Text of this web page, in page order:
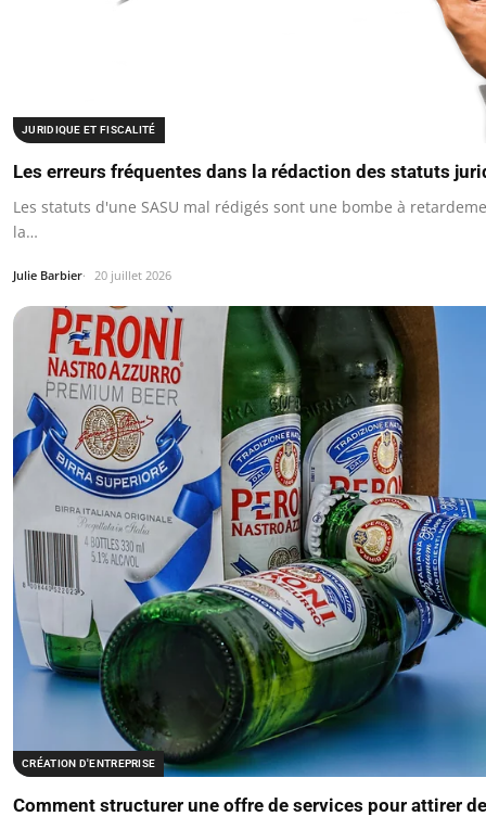
JURIDIQUE ET FISCALITÉ
Les erreurs fréquentes dans la rédaction des statuts
Les statuts d'une SASU mal rédigés sont une bombe à
la…
Julie Barbier 20 juillet 2026
CRÉATION D'ENTREPRISE
Comment structurer une offre de services pour attirer